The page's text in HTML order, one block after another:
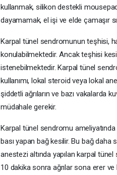
kullanmak, silikon destekli
dayamamak, el işi ve elde çamaşır
Karpal tünel sendromunun teşhisi,
konulabilmektedir. Ancak teşhisi
istenebilmektedir. Karpal tünel
kullanımı, lokal steroid veya lokal
şiddetli ağrıların ve bazı vakalarda
müdahale gerekir.
Karpal tünel sendromu
bası yapan bağ kesilir. Bu bağ daha
anestezi altında yapılan karpal
10 dakika sonra ağrılar sona erer